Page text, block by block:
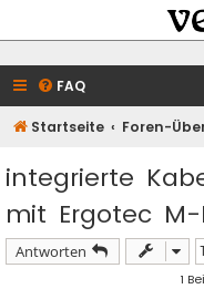
FAQ
Startseite Foren-
integrierte
mit Ergotec
Antworten
1